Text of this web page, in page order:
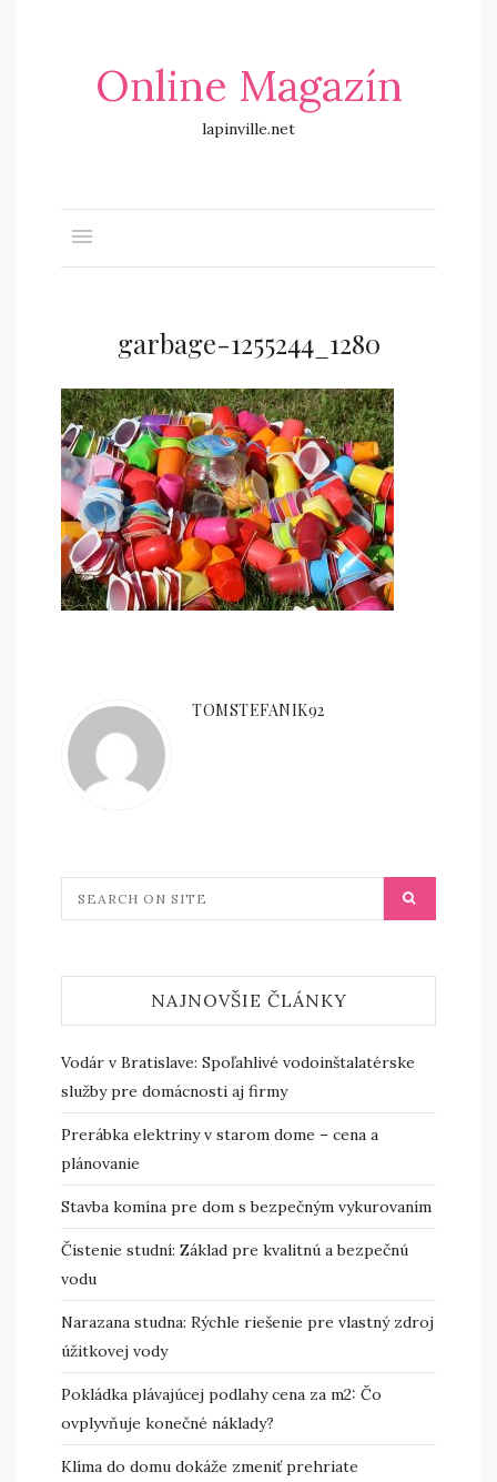
Online Magazín
lapinville.net
garbage-1255244_1280
TOMSTEFANIK92
NAJNOVŠIE ČLÁNKY
Vodár v Bratislave: Spoľahlivé vodoinštalatérske
služby pre domácnosti aj firmy
Prerábka elektriny v starom dome – cena a
plánovanie
Stavba komína pre dom s bezpečným vykurovaním
Čistenie studní: Základ pre kvalitnú a bezpečnú
vodu
Narazana studna: Rýchle riešenie pre vlastný zdroj
úžitkovej vody
Pokládka plávajúcej podlahy cena za m2: Čo
ovplyvňuje konečné náklady?
Klíma do domu dokáže zmeniť prehriate